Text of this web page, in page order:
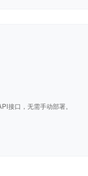
接口，无需手动部署。